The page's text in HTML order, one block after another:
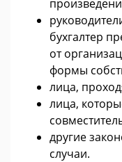
бухгалтер
от
формы
лица,
лица,
другие
случаи.